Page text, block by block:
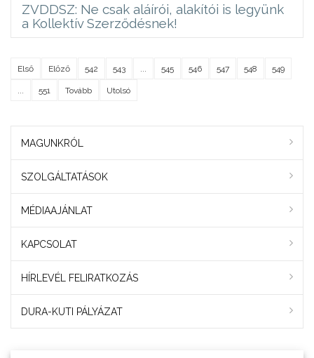
ZVDDSZ: Ne csak aláírói, alakítói is legyünk
a Kollektív Szerződésnek!
Első Előző 542 543 545 546 547 548 549
551 Tovább Utolsó
MAGUNKRÓL
SZOLGÁLTATÁSOK
MÉDIAAJÁNLAT
KAPCSOLAT
HÍRLEVÉL FELIRATKOZÁS
DURA-KUTI PÁLYÁZAT